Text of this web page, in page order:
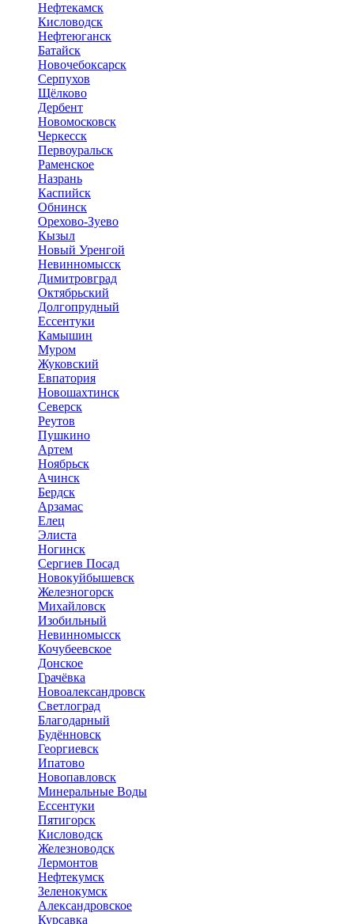
Нефтекамск
Кисловодск
Нефтеюганск
Батайск
Новочебоксарск
Серпухов
Щёлково
Дербент
Новомосковск
Черкесск
Первоуральск
Раменское
Назрань
Каспийск
Обнинск
Орехово-Зуево
Кызыл
Новый Уренгой
Невинномысск
Димитровград
Октябрьский
Долгопрудный
Ессентуки
Камышин
Муром
Жуковский
Евпатория
Новошахтинск
Северск
Реутов
Пушкино
Артем
Ноябрьск
Ачинск
Бердск
Арзамас
Елец
Элиста
Ногинск
Сергиев Посад
Новокуйбышевск
Железногорск
Михайловск
Изобильный
Невинномысск
Кочубеевское
Донское
Грачёвка
Новоалександровск
Светлоград
Благодарный
Будённовск
Георгиевск
Ипатово
Новопавловск
Минеральные Воды
Ессентуки
Пятигорск
Кисловодск
Железноводск
Лермонтов
Нефтекумск
Зеленокумск
Александровское
Курсавка